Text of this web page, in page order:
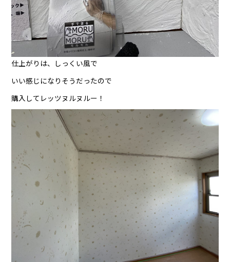
仕上がりは、しっくい風で
いい感じになりそうだったので
購入してレッツヌルヌルー！